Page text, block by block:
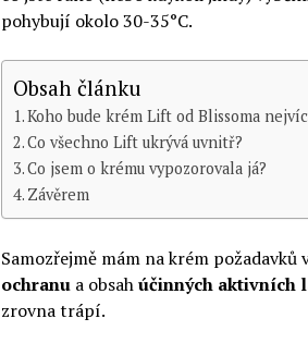
pohybují okolo 30-35°C.
Obsah článku
Koho bude krém Lift od Blissoma
Co všechno Lift ukrývá uvnitř?
Co jsem o krému vypozorovala já?
Závěrem
Samozřejmě mám na krém
ochranu a obsahúčinných aktivních
zrovna trápí.